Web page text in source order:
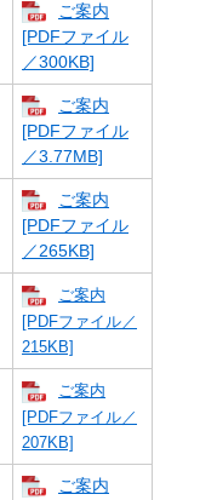
ご案内
[PDFファイル
／300KB]
ご案内
[PDFファイル
／3.77MB]
ご案内
[PDFファイル
／265KB]
ご案内
[PDFファイル／
215KB]
ご案内
[PDFファイル／
207KB]
ご案内